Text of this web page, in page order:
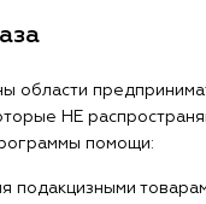
области
НЕ
помощи:
подакцизными